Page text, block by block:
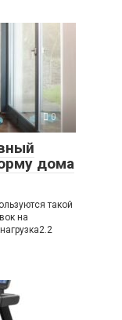
0
дома
такой
на